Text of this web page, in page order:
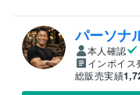
パーソナ
本人確認
インボイス
総販売実績